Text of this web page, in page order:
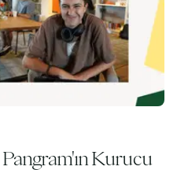
Pangram'ın Kurucu